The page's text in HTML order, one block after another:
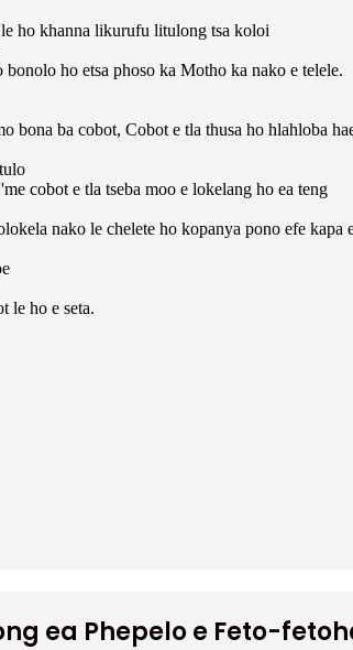
ho khanna likurufu litulong tsa koloi
ho etsa phoso ka Motho ka nako e telele.
bona ba cobot, Cobot e tla thusa ho hlahloba
cobot e tla tseba moo e lokelang ho ea teng
nako le chelete ho kopanya pono efe kapa
le ho e seta.
ea Phepelo e Feto-